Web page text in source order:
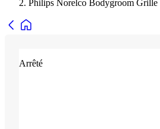
Philips Norelco Bodygroom Grille
Arrêté